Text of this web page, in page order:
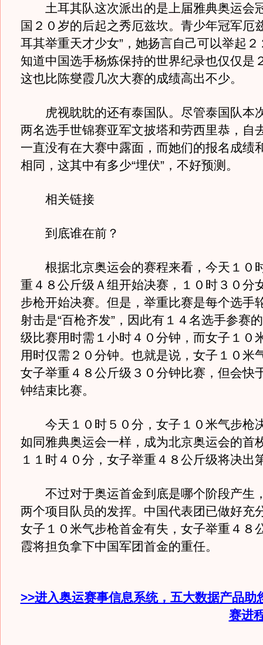
土耳其队这次派出的是上届雅典奥运会
国２０岁的后起之秀厄兹坎。青少年冠军厄
耳其举重天才少女”，她扬言自己可以举起
知道中国选手杨炼保持的世界纪录也仅仅是
这也比陈燮霞几次大赛的成绩高出不少。
虎视眈眈的还有泰国队。尽管泰国队本
两名选手世锦赛亚军文披塔和劳西里恭，自
一直没有在大赛中露面，而她们的报名成绩
相同，这其中有多少“埋伏”，不好预测。
相关链接
到底谁在前？
根据北京奥运会的赛程来看，今天１０
重４８公斤级Ａ组开始决赛，１０时３０分
步枪开始决赛。但是，举重比赛是每个选手
射击是“百枪齐发”，因此有１４名选手参赛
级比赛用时需１小时４０分钟，而女子１０
用时仅需２０分钟。也就是说，女子１０米
女子举重４８公斤级３０分钟比赛，但会快
钟结束比赛。
今天１０时５０分，女子１０米气步枪
如同雅典奥运会一样，成为北京奥运会的首
１１时４０分，女子举重４８公斤级将决出
不过对于奥运首金到底是哪个阶段产生
两个项目队员的发挥。中国代表团已做好充
女子１０米气步枪首金有失，女子举重４８
霞将担负拿下中国军团首金的重任。
>>进入奥运赛事信息系统，五大数据产品助
赛进